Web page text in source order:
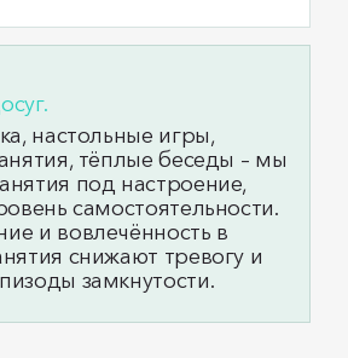
настольные игры,
тёплые беседы – мы
под настроение,
самостоятельности.
и вовлечённость в
снижают тревогу и
замкнутости.